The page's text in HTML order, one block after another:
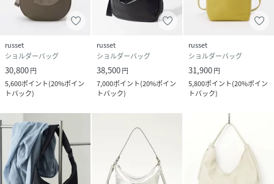
russet
ショルダーバッグ
30,800円
5,600ポイント(20%ポイン
トバック)
russet
ショルダーバッグ
38,500円
7,000ポイント(20%ポイン
トバック)
russet
ショルダーバッグ
31,900円
5,800ポイント(20%ポイン
トバック)